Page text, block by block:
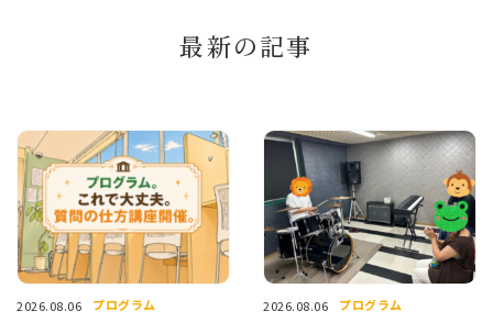
最新の記事
2026.08.06 プログラム 2026.08.06 プログラム